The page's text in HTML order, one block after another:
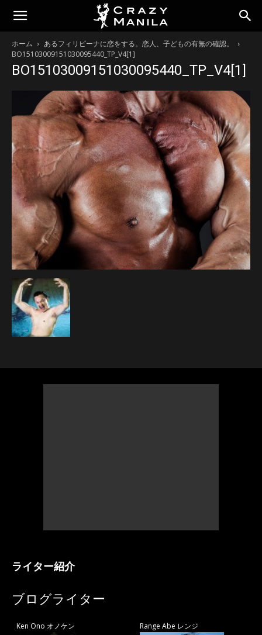
ホーム
あるフィリピーナに恋をする。恋人、子どもの有無の確認。
BO15103009151030095440_TP_V4[1]
BO15103009151030095440_TP_V4[1]
ライター紹介
ブログライター
Ken Ono オノケン Range Abe レンジ